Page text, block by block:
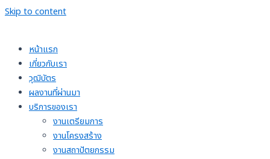
Skip to content
หน้าแรก
เกี่ยวกับเรา
วุฒิบัตร
ผลงานที่ผ่านมา
บริการของเรา
งานเตรียมการ
งานโครงสร้าง
งานสถาปัตยกรรม